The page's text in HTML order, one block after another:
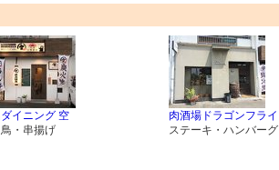
イニング 空
・串揚げ
肉酒場ドラゴンフライ
ステーキ・ハンバーグ